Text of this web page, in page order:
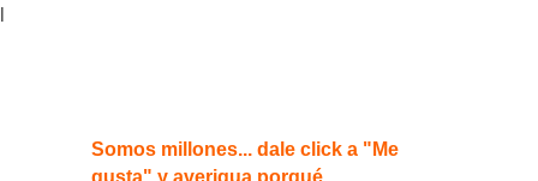
Somos millones... dale click a "Me
gusta" y averigua porqué